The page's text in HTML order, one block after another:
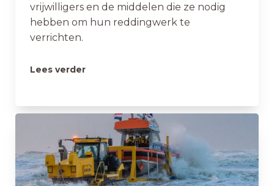
vrijwilligers en de middelen die ze nodig
hebben om hun reddingwerk te
verrichten.
Lees verder